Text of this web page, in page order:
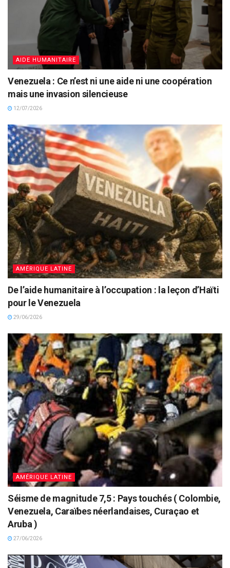
AIDE HUMANITAIRE
Venezuela : Ce n’est ni une aide ni une coopération
mais une invasion silencieuse
12/07/2026
AMÉRIQUE LATINE
De l’aide humanitaire à l’occupation : la leçon d’Haïti
pour le Venezuela
29/06/2026
AMÉRIQUE LATINE
Séisme de magnitude 7,5 : Pays touchés ( Colombie,
Venezuela, Caraïbes néerlandaises, Curaçao et
Aruba )
27/06/2026